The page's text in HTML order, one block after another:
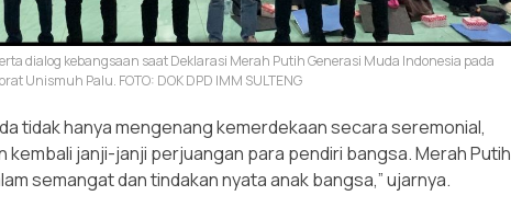
dialog kebangsaan saat Deklarasi Merah Putih Generasi Muda Indonesia pada
Unismuh Palu. FOTO: DOK DPD IMM SULTENG
tidak hanya mengenang kemerdekaan secara seremonial,
janji-janji perjuangan para pendiri bangsa. Merah Putih
semangat dan tindakan nyata anak bangsa,” ujarnya.